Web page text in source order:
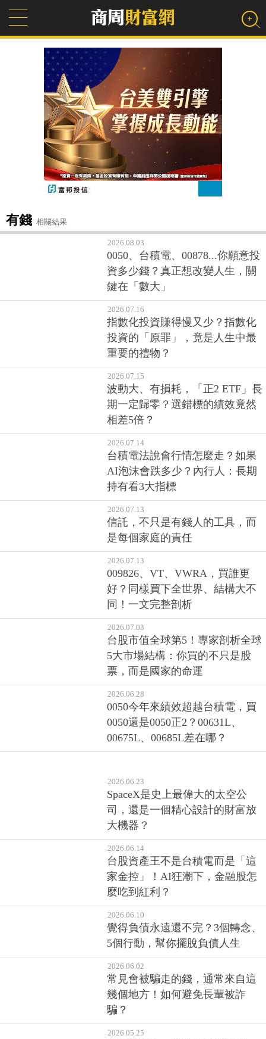
有錢 相關結果
2026.08.03
0050、台積電、00878...你願意投
資多少錢？真正想改變人生，關
鍵在「數大」
2026.07.16
指數化投資賺得慢又少？指數化
投資的「原罪」，竟是人生中最
重要的禮物？
2026.07.15
波動大、有損耗，「正2 ETF」長
期一定歸零？選錯標的績效竟然
相差5倍？
2026.07.14
台積電法說會行情怎麼走？如果
AI泡沫會跌多少？內行人：長期
持有看3大指標
2026.07.13
信託，不只是有錢人的工具，而
是每個家庭的責任
2026.07.13
009826、VT、VWRA，買誰更
好？同樣買下全世界、結構大不
同！一文完整剖析
2026.07.03
台股市值全球第5！專家剖析全球
5大市場結構：你買的不只是股
票，而是國家的命運
2026.06.28
0050今年來績效超越台積電，買
0050還是0050正2？00631L、
00675L、00685L差在哪？
2026.06.23
SpaceX是史上最偉大的太空公
司，還是一個精心設計的財富放
大機器？
2026.06.14
台股資產王不是台積電而是「這
家金控」！AI狂潮下，金融股怎
麼吃到紅利？
2026.06.10
覺得負債永遠還不完？3個轉念、
5個行動，幫你擺脫負債人生
2026.06.02
常見會被騙走的錢，通常來自這
幾個地方！如何避免長輩被詐
騙？
2026.05.25